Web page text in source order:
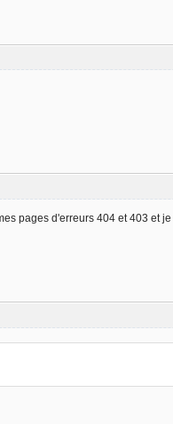
pages d'erreurs 404 et 403 et